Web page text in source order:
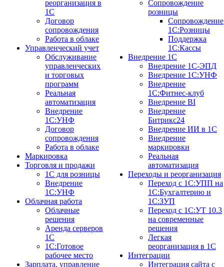
реорганизация в
1С
Договор
сопровождения
Работа в облаке
Управленческий учет
Обслуживание
управленческих
и торговых
программ
Реальная
автоматизация
Внедрение
1С:УНФ
Договор
сопровождения
Работа в облаке
Маркировка
Торговля и продажи
1С для розницы
Внедрение
1С:УНФ
Облачная работа
Облачные
решения
Аренда серверов
1С
1C:Готовое
рабочее место
Зарплата, управление
Сопровождение
розницы
Сопровождение
1С:Розницы
Поддержка
1С:Кассы
Внедрение 1С
Внедрение 1С-ЭПД
Внедрение 1С:УНФ
Внедрение
1С:Фитнес-клуб
Внедрение BI
Внедрение
Битрикс24
Внедрение ИИ в 1С
Внедрение
маркировки
Реальная
автоматизация
Переходы и реорганизация
Переход с 1С:УПП на
1С:Бухгалтерию и
1С:ЗУП
Переход с 1С:УТ 10.3
на современные
решения
Легкая
реорганизация в 1С
Интеграции
Интеграция сайта с